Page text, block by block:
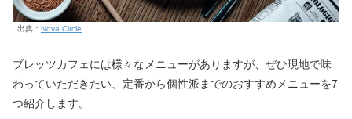
出典： Nova Circle
ブレッツカフェには様々なメニューがありますが、ぜひ現地で味
わっていただきたい、定番から個性派までのおすすめメニューを7
つ紹介します。